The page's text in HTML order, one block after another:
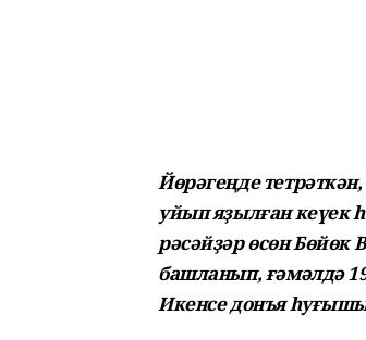
Йөрәгеңде
уйып яҙылған кеүек
рәсәйҙәр өсөн
башланып, ғәмәлдә
Икенсе донъя